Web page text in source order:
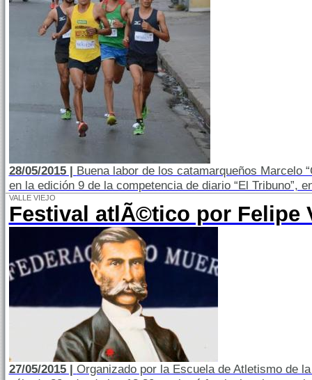
28/05/2015 | Buena labor de los catamarqueños Marcelo
en la edición 9 de la competencia de diario “El Tribuno”,
VALLE VIEJO
Festival atlÃ©tico por Felipe
27/05/2015 | Organizado por la Escuela de Atletismo de